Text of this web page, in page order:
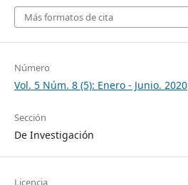
Más formatos de cita
Número
Vol. 5 Núm. 8 (5): Enero - Junio. 2020
Sección
De Investigación
Licencia